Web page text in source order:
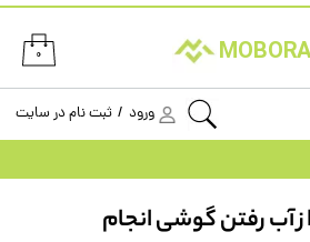
۰
ورود / ثبت نام در سایت
از آب رفتن گوشی انجام